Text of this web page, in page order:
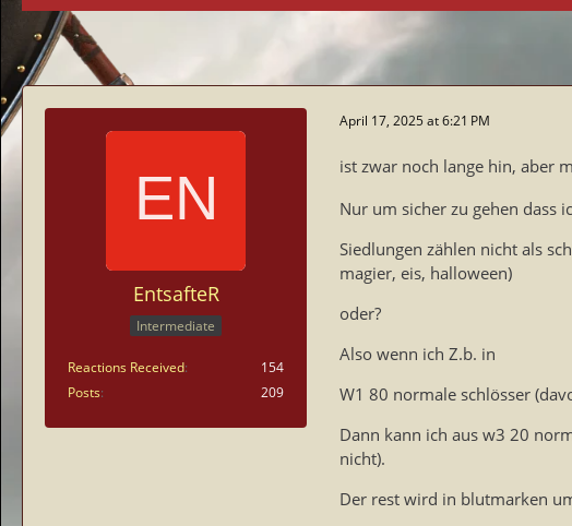
EntsafteR
Intermediate
Reactions Received
154
Posts
209
April 17, 2025 at 6:21 PM
ist zwar noch lange hin, aber
Nur um sicher zu gehen dass
Siedlungen zählen nicht als
magier, eis, halloween)
oder?
Also wenn ich Z.b. in
W1 80 normale schlösser
Dann kann ich aus w3 20
nicht).
Der rest wird in blutmarken